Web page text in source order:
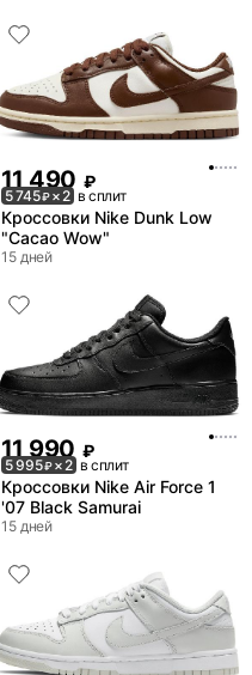
11 490 ₽
5 745₽× 2 в сплит
Кроссовки Nike Dunk Low
"Cacao Wow"
15 дней
11 990 ₽
5 995₽× 2 в сплит
Кроссовки Nike Air Force 1
'07 Black Samurai
15 дней